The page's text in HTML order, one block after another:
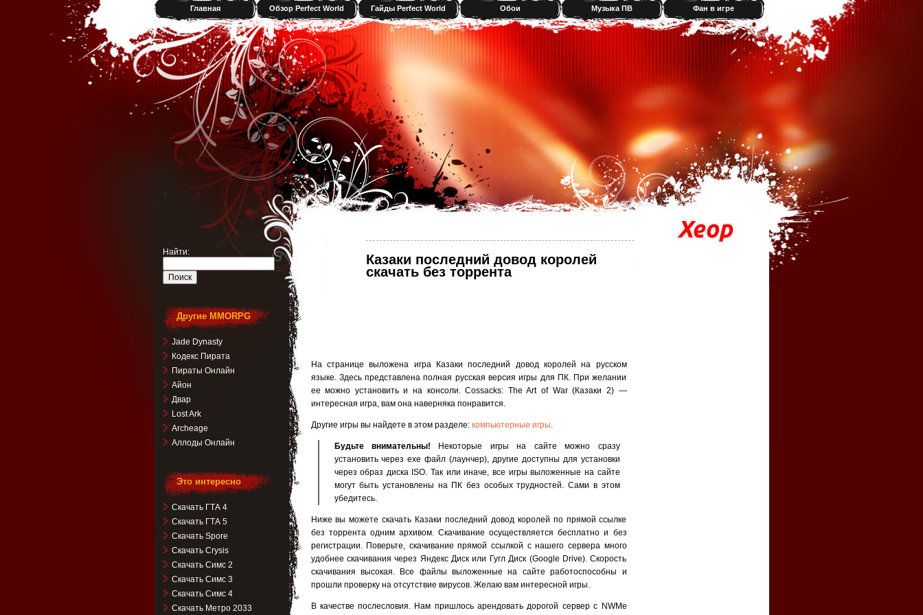
Главная Обзор Perfect World Гайды Perfect World Обои Музыка ПВ Фан в игре
Казаки последний довод королей
скачать без торрента
На странице выложена игра Казаки последний довод королей на русском
языке. Здесь представлена полная русская версия игры для ПК. При желании
ее можно установить и на консоли. Cossacks: The Art of War (Казаки 2) —
интересная игра, вам она наверняка понравится.
Другие игры вы найдете в этом разделе: компьютерные игры
Будьте внимательны! Некоторые игры на сайте можно сразу
установить через exe файл (лаунчер), другие доступны для установки
через образ диска ISO. Так или иначе, все игры выложенные на сайте
могут быть установлены на ПК без особых трудностей. Сами в этом
убедитесь.
Ниже вы можете скачать Казаки последний довод королей по прямой ссылке
без торрента одним архивом. Скачивание осуществляется бесплатно и без
регистрации. Поверьте, скачивание прямой ссылкой с нашего сервера много
удобнее скачивания через Яндекс Диск или Гугл Диск (Google Drive). Скорость
скачивания высокая. Все файлы выложенные на сайте работоспособны и
прошли проверку на отсутствие вирусов. Желаю вам интересной игры.
В качестве послесловия. Нам пришлось арендовать дорогой сервер с NWMe
Найти:
Другие MMORPG
Jade Dynasty
Кодекс Пирата
Пираты Онлайн
Айон
Двар
Lost Ark
Archeage
Аллоды Онлайн
Это интересно
Скачать ГТА 4
Скачать ГТА 5
Скачать Spore
Скачать Crysis
Скачать Симс 2
Скачать Симс 3
Скачать Симс 4
Скачать Метро 2033